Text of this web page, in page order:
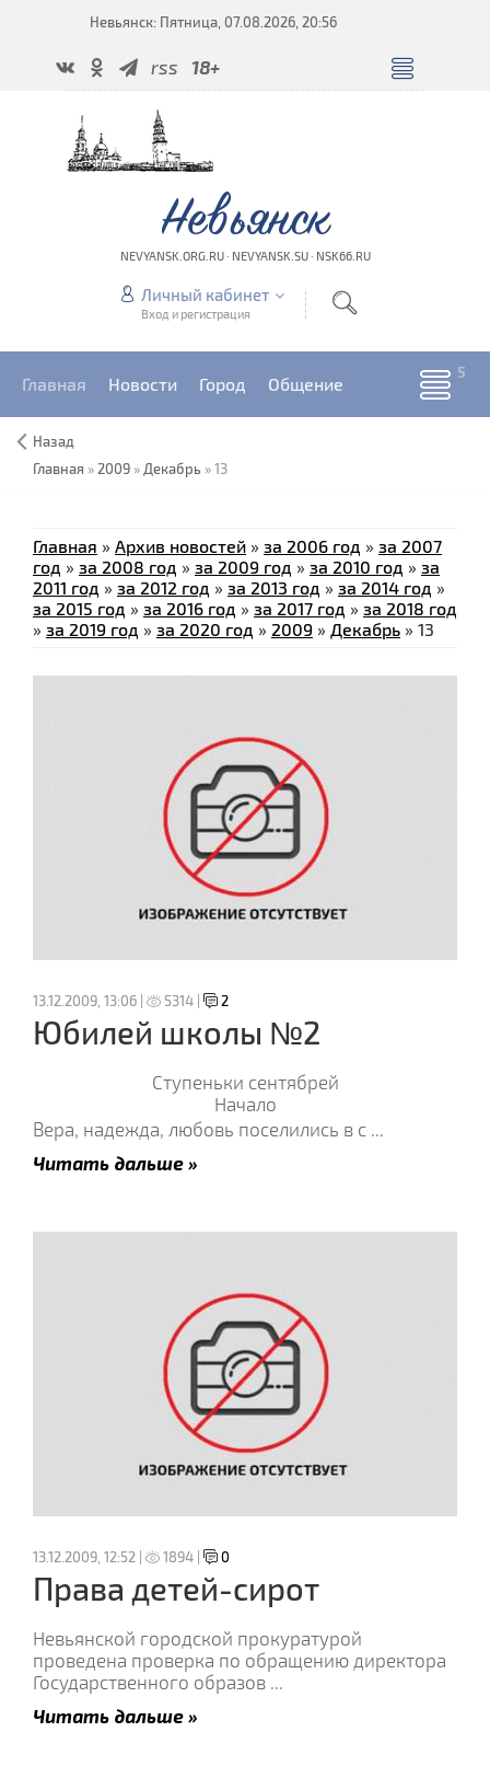
Невьянск: Пятница, 07.08.2026, 20:56
rss 18+
Невьянск
NEVYANSK.ORG.RU · NEVYANSK.SU · NSK66.RU
Личный кабинет
Вход и регистрация
Главная Новости Город Общение
Назад
Главная » 2009 » Декабрь »13
Главная » Архив новостей » за 2006 год » за 2007
год » за 2008 год » за 2009 год » за 2010 год » за
2011 год » за 2012 год » за 2013 год » за 2014 год »
за 2015 год » за 2016 год » за 2017 год » за 2018 год
» за 2019 год » за 2020 год » 2009 » Декабрь » 13
13.12.2009, 13:06 | 5314 | 2
Юбилей школы №2
Ступеньки сентябрей
Начало
Вера, надежда, любовь поселились в с ...
Читать дальше »
13.12.2009, 12:52 | 1894 | 0
Права детей-сирот
Невьянской городской прокуратурой
проведена проверка по обращению директора
Государственного образов ...
Читать дальше »